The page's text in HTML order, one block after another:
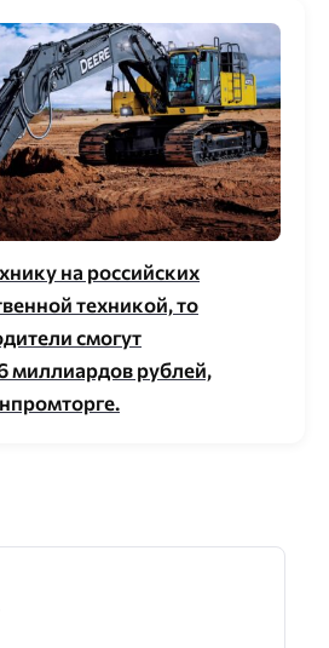
на российских
техникой, то
смогут
миллиардов рублей,